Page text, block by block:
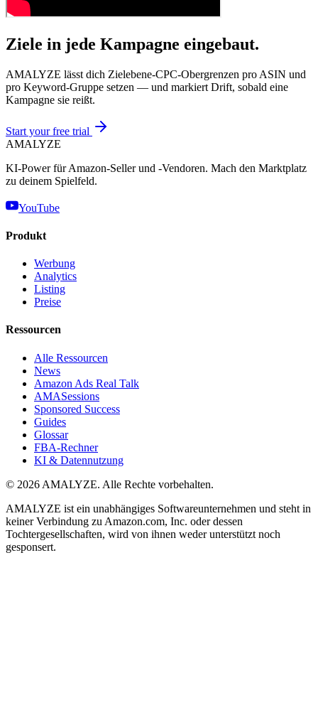
Ziele in jede Kampagne eingebaut.
AMALYZE lässt dich Zielebene-CPC-Obergrenzen pro ASIN und
pro Keyword-Gruppe setzen — und markiert Drift, sobald eine
Kampagne sie reißt.
Start your free trial
AMALYZE
KI-Power für Amazon-Seller und -Vendoren. Mach den Marktplatz
zu deinem Spielfeld.
YouTube
Produkt
Werbung
Analytics
Listing
Preise
Ressourcen
Alle Ressourcen
News
Amazon Ads Real Talk
AMASessions
Sponsored Success
Guides
Glossar
FBA-Rechner
KI & Datennutzung
© 2026 AMALYZE. Alle Rechte vorbehalten.
AMALYZE ist ein unabhängiges Softwareunternehmen und steht in
keiner Verbindung zu Amazon.com, Inc. oder dessen
Tochtergesellschaften, wird von ihnen weder unterstützt noch
gesponsert.